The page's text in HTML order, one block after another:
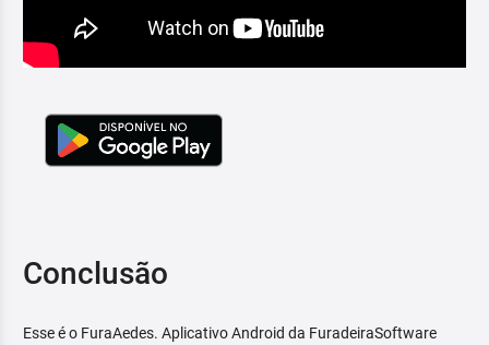
Conclusão
Esse é o FuraAedes. Aplicativo Android da FuradeiraSoftware